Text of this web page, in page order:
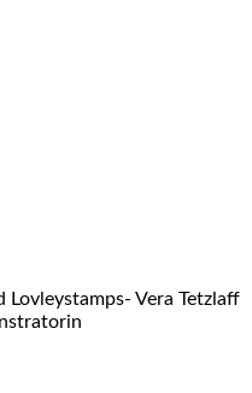
Vera Tetzlaff